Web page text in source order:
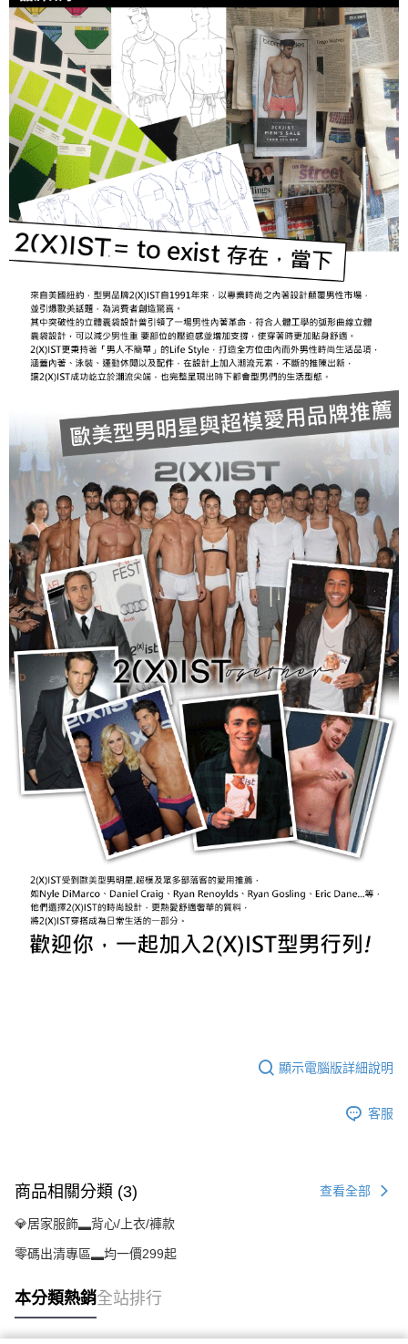
顯示電腦版詳細說明
客服
商品相關分類 (3) 查看全部
💎居家服飾▂背心/上衣/褲款
零碼出清專區▂均一價299起
本分類熱銷全站排行